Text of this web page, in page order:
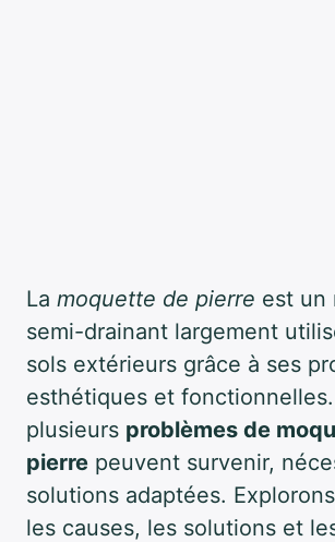
La moquette de pierre est un
semi-drainant largement
sols extérieurs grâce à ses
esthétiques et
plusieurs problèmes de
pierre peuvent survenir,
solutions adaptées.
les causes, les solutions et